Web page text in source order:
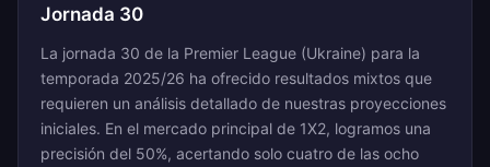
Jornada 30
La jornada 30 de la Premier League (Ukraine) para la
temporada 2025/26 ha ofrecido resultados mixtos que
requieren un análisis detallado de nuestras proyecciones
iniciales. En el mercado principal de 1X2, logramos una
precisión del 50%, acertando solo cuatro de las ocho